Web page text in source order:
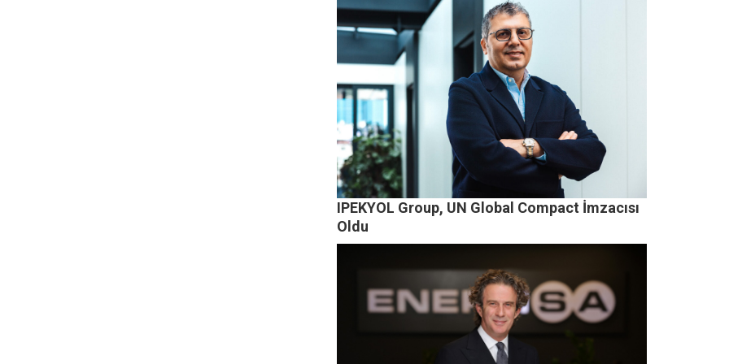
IPEKYOL Group, UN Global Compact İmzacısı
Oldu